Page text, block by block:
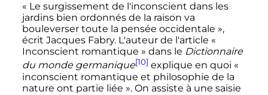
« Le surgissement de l'inconscient dans les
jardins bien ordonnés de la raison va
bouleverser toute la pensée occidentale »,
écrit Jacques Fabry. L'auteur de l'article «
Inconscient romantique » dans le Dictionnaire
du monde germanique[10] explique en quoi «
inconscient romantique et philosophie de la
nature ont partie liée ». On assiste à une saisie